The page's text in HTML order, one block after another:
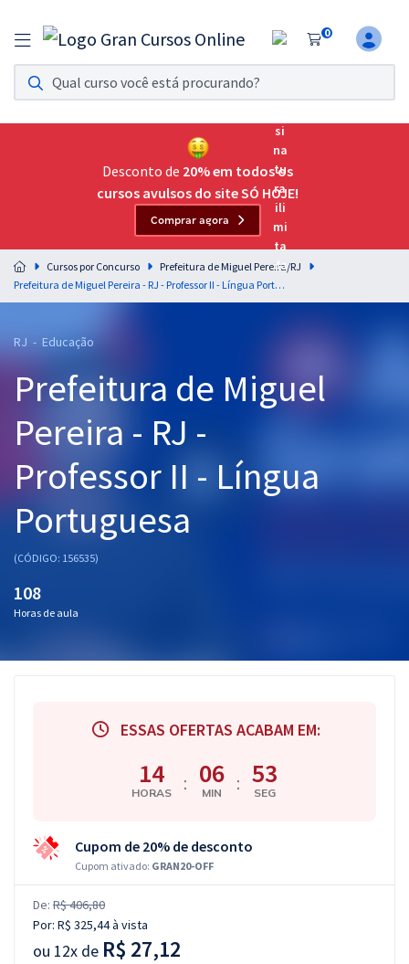
0
Assinatura Ilimitada 11
Acesso a todos os cursos. Teste grátis por 7 dias!
Assinatura OAB Até Passar
Acesso ilimitado a toda preparação para o Exame da
Residências Multiprofissionais
Preparação completa e intensiva para as principais
residências em saúde do Brasil
Cursos 20% OFF
Pós
Graduação
OAB
Questões grátis
Desconto de 20% em todos os
cursos avulsos do site SÓ HOJE!
Comprar agora
Cursos por Concurso
Prefeitura de Miguel Pereira/RJ
Prefeitura de Miguel Pereira - RJ - Professor II - Língua Portuguesa
RJ - Educação
Prefeitura de Miguel
Pereira - RJ -
Professor II - Língua
Portuguesa
(CÓDIGO: 156535)
108
Horas de aula
ESSAS OFERTAS ACABAM EM:
14
HORAS : 06
MIN : 53
SEG
Cupom de 20% de desconto
Cupom ativado: GRAN20-OFF
De: R$ 406,80
Por: R$ 325,44à vista
ou 12x de R$ 27,12